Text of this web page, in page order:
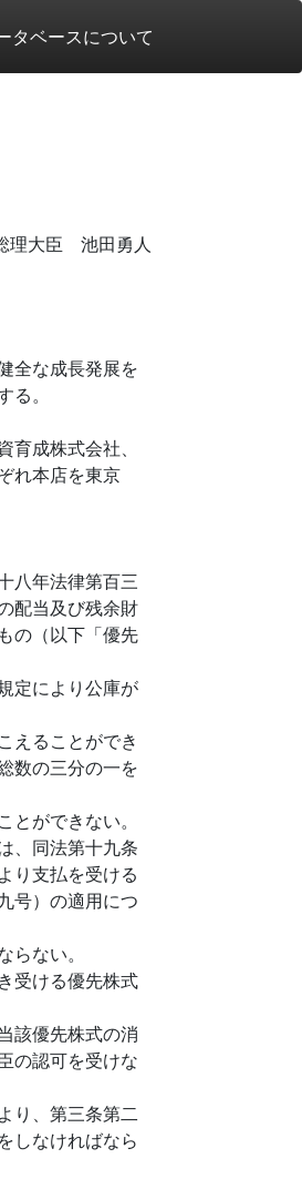
タベースについて
理大臣 池田勇人
全な成長発展を
。
成株式会社、
れ本店を東京
八年法律第百三
配当及び残余財
の（以下「優先
定により公庫が
えることができ
数の三分の一を
ができない。
、同法第十九条
り支払を受ける
号）の適用につ
ない。
受ける優先株式
該優先株式の消
の認可を受けな
り、第三条第二
しなければなら